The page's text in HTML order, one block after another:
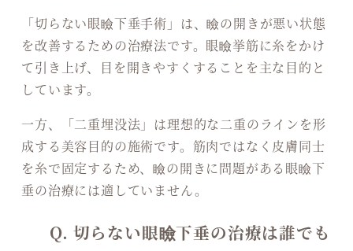
「切らない眼瞼下垂手術」は、瞼の開きが悪い状態
を改善するための治療法です。眼瞼挙筋に糸をかけ
て引き上げ、目を開きやすくすることを主な目的と
しています。
一方、「二重埋没法」は理想的な二重のラインを形
成する美容目的の施術です。筋肉ではなく皮膚同士
を糸で固定するため、瞼の開きに問題がある眼瞼下
垂の治療には適していません。
Q. 切らない眼瞼下垂の治療は誰でも